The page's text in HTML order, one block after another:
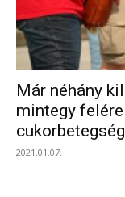
Már néhány
mintegy
2021.01.07.